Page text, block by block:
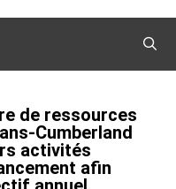
de ressources
Cumberland
activités
afin